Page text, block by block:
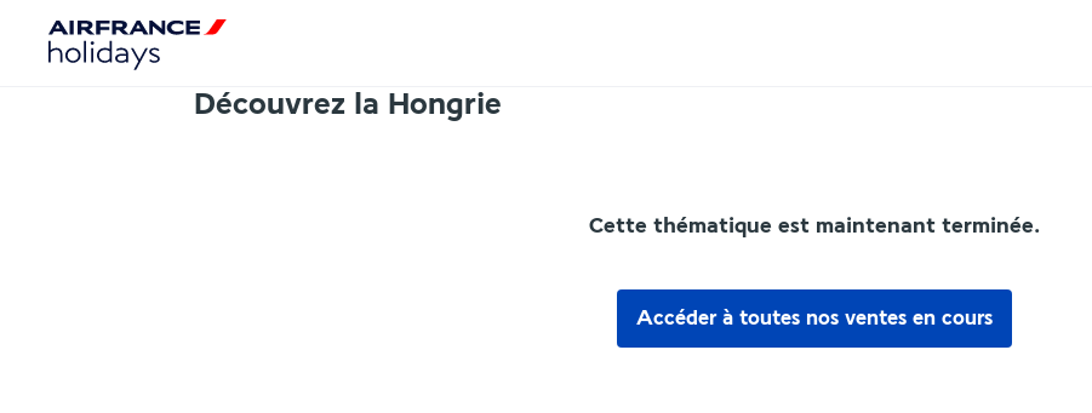
Découvrez la Hongrie
Cette thématique est maintenant terminée.
Accéder à toutes nos ventes en cours